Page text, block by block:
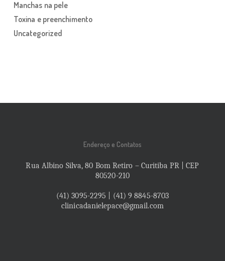
Manchas na pele
Toxina e preenchimento
Uncategorized
Endereço e Contatos
Rua Albino Silva, 80 Bom Retiro – Curitiba PR | CEP
80520-210
(41) 3095-2295 | (41) 9 8845-8703
clinicadanielepace@gmail.com